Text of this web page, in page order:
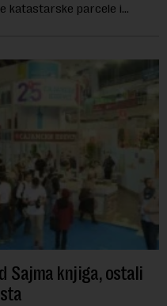
katastarske parcele i
Sajma knjiga, ostali